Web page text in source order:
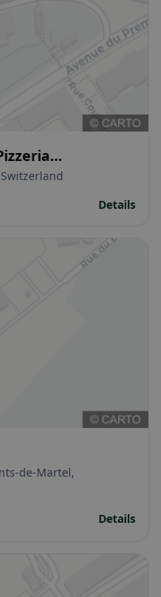
Details
de-Martel,
Details